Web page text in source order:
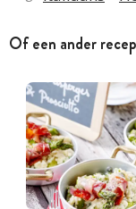
Of een ander